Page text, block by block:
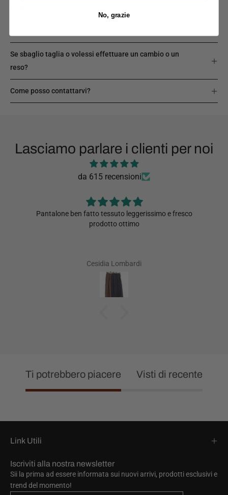
Se sbaglio taglia o volessi effettuare un cambio o un
reso?
Come posso contattarvi?
Lasciamo parlare i clienti per noi
da 615 recensioni
Pantalone ben fatto tessuto leggerissimo e fresco
prodotto ottimo
Cesidia Lombardi
Ti potrebbero piacere Visti di recente
Link Utili
Iscriviti alla nostra newsletter
Sii la prima ad essere informata sui nuovi arrivi, prodotti esclusivi e
trend del momento!
No, grazie